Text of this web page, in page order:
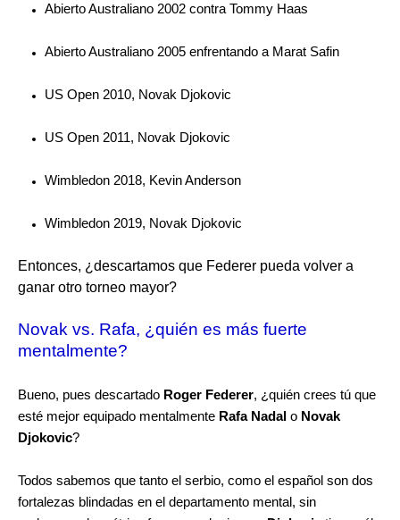
Abierto Australiano 2002 contra Tommy Haas
Abierto Australiano 2005 enfrentando a Marat Safin
US Open 2010, Novak Djokovic
US Open 2011, Novak Djokovic
Wimbledon 2018, Kevin Anderson
Wimbledon 2019, Novak Djokovic
Entonces, ¿descartamos que Federer pueda volver a
ganar otro torneo mayor?
Novak vs. Rafa, ¿quién es más fuerte
mentalmente?
Bueno, pues descartado Roger Federer, ¿quién crees tú que
esté mejor equipado mentalmente Rafa Nadal o Novak
Djokovic?
Todos sabemos que tanto el serbio, como el español son dos
fortalezas blindadas en el departamento mental, sin